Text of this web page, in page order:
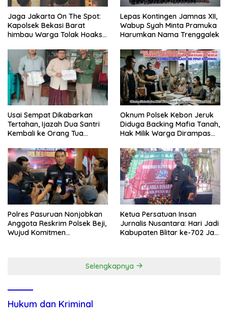
Jaga Jakarta On The Spot:
Kapolsek Bekasi Barat
himbau Warga Tolak Hoaks
Sholat Jumat
Lepas Kontingen Jamnas XII,
Wabup Syah Minta Pramuka
Harumkan Nama Trenggalek
Usai Sempat Dikabarkan
Tertahan, Ijazah Dua Santri
Kembali ke Orang Tua
Oknum Polsek Kebon Jeruk
Diduga Backing Mafia Tanah,
Hak Milik Warga Dirampas
Polres Pasuruan Nonjobkan
Anggota Reskrim Polsek Beji,
Wujud Komitmen
Ketua Persatuan Insan
Jurnalis Nusantara: Hari Jadi
Kabupaten Blitar ke-702 Jadi
Selengkapnya
Hukum dan Kriminal